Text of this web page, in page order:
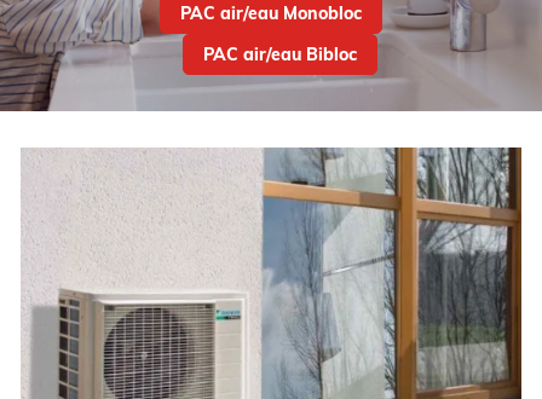
PAC air/eau Monobloc
PAC air/eau Bibloc